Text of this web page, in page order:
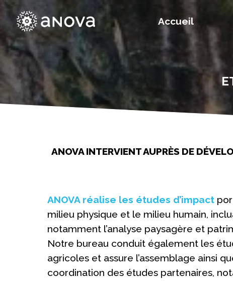
Accueil
ANOVA INTERVIENT AUPRÈS DE
ANOVA réalise les études d’impact
milieu physique et le milieu humain,
notamment l’analyse paysagère et
Notre bureau conduit également les
agricoles et assure l’assemblage ainsi
coordination des études partenaires,